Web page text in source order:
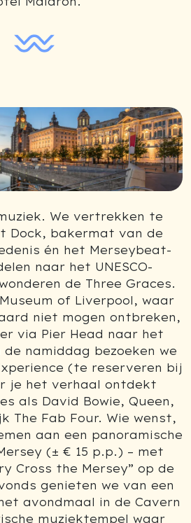
We vertrekken te
Dock, bakermat van de
én het Merseybeat-
naar het UNESCO-
de Three Graces.
of Liverpool, waar
niet mogen ontbreken,
via Pier Head naar het
namiddag bezoeken we
(te reserveren bij
je het verhaal ontdekt
als David Bowie, Queen,
The Fab Four. Wie wenst,
aan een panoramische
(± € 15 p.p.) – met
Cross the Mersey” op de
genieten we van een
avondmaal in de Cavern
muziektempel waar